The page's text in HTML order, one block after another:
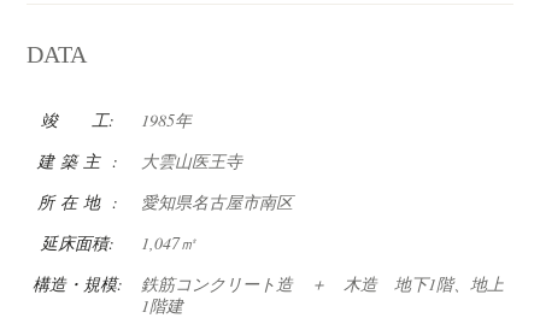
DATA
竣 工:
1985年
建 築 主 :
大雲山医王寺
所 在 地 :
愛知県名古屋市南区
延床面積:
1,047㎡
構造・規模:
鉄筋コンクリート造 ＋ 木造 地下1階、地上
1階建